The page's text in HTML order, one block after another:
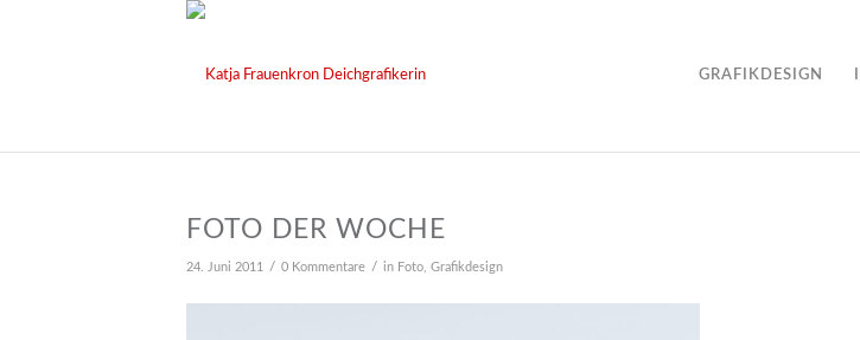
GRAFIKDESIGN
FOTO DER WOCHE
24. Juni 2011 / 0 Kommentare / in Foto, Grafikdesign